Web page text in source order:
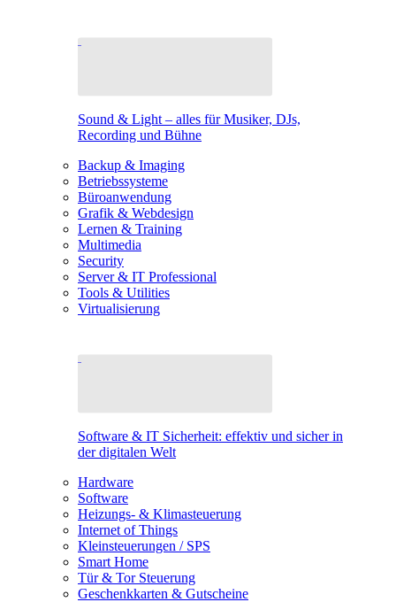
Sound & Light – alles für Musiker, DJs,
Recording und Bühne
Backup & Imaging
Betriebssysteme
Büroanwendung
Grafik & Webdesign
Lernen & Training
Multimedia
Security
Server & IT Professional
Tools & Utilities
Virtualisierung
Software & IT Sicherheit: effektiv und sicher in
der digitalen Welt
Hardware
Software
Heizungs- & Klimasteuerung
Internet of Things
Kleinsteuerungen / SPS
Smart Home
Tür & Tor Steuerung
Geschenkkarten & Gutscheine